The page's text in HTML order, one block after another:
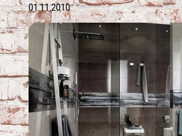
01.11.2010